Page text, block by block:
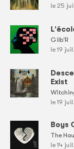
le 25
Gilb'R
le 19
Exist
le 19
Boys
The
le 14